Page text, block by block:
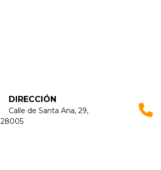
DIRECCIÓN
Calle de Santa Ana, 29,
28005